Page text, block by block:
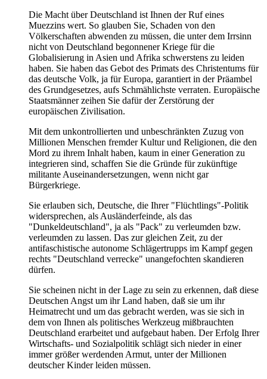
Die Macht über Deutschland ist Ihnen der Ruf eines
Muezzins wert. So glauben Sie, Schaden von den
Völkerschaften abwenden zu müssen, die unter dem Irrsinn
nicht von Deutschland begonnener Kriege für die
Globalisierung in Asien und Afrika schwerstens zu leiden
haben. Sie haben das Gebot des Primats des Christentums für
das deutsche Volk, ja für Europa, garantiert in der Präambel
des Grundgesetzes, aufs Schmählichste verraten. Europäische
Staatsmänner zeihen Sie dafür der Zerstörung der
europäischen Zivilisation.
Mit dem unkontrollierten und unbeschränkten Zuzug von
Millionen Menschen fremder Kultur und Religionen, die den
Mord zu ihrem Inhalt haben, kaum in einer Generation zu
integrieren sind, schaffen Sie die Gründe für zukünftige
militante Auseinandersetzungen, wenn nicht gar
Bürgerkriege.
Sie erlauben sich, Deutsche, die Ihrer "Flüchtlings"-Politik
widersprechen, als Ausländerfeinde, als das
"Dunkeldeutschland", ja als "Pack" zu verleumden bzw.
verleumden zu lassen. Das zur gleichen Zeit, zu der
antifaschistische autonome Schlägertrupps im Kampf gegen
rechts "Deutschland verrecke" unangefochten skandieren
dürfen.
Sie scheinen nicht in der Lage zu sein zu erkennen, daß diese
Deutschen Angst um ihr Land haben, daß sie um ihr
Heimatrecht und um das gebracht werden, was sie sich in
dem von Ihnen als politisches Werkzeug mißbrauchten
Deutschland erarbeitet und aufgebaut haben. Der Erfolg Ihrer
Wirtschafts- und Sozialpolitik schlägt sich nieder in einer
immer größer werdenden Armut, unter der Millionen
deutscher Kinder leiden müssen.